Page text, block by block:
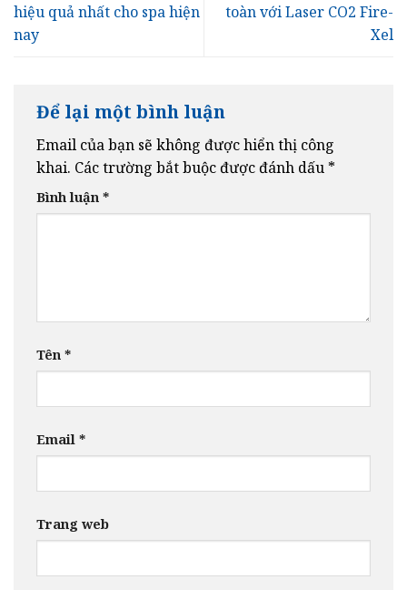
hiệu quả nhất cho spa hiện
nay
toàn với Laser CO2 Fire-
Xel
Để lại một bình luận
Email của bạn sẽ không được hiển thị công
khai. Các trường bắt buộc được đánh dấu *
Bình luận *
Tên *
Email *
Trang web